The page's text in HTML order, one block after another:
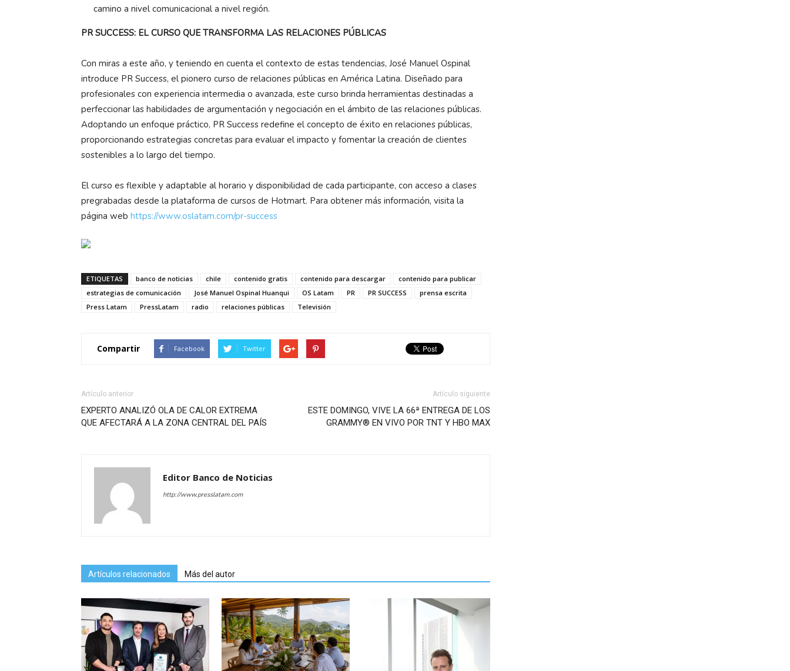
camino a nivel comunicacional a nivel región.
PR SUCCESS: EL CURSO QUE TRANSFORMA LAS RELACIONES PÚBLICAS
Con miras a este año, y teniendo en cuenta el contexto de estas tendencias, José Manuel Ospinal
introduce PR Success, el pionero curso de relaciones públicas en América Latina. Diseñado para
profesionales con experiencia intermedia o avanzada, este curso brinda herramientas destinadas a
perfeccionar las habilidades de argumentación y negociación en el ámbito de las relaciones públicas.
Adoptando un enfoque práctico, PR Success redefine el concepto de éxito en relaciones públicas,
proporcionando estrategias concretas para evaluar el impacto y fomentar la creación de clientes
sostenibles a lo largo del tiempo.
El curso es flexible y adaptable al horario y disponibilidad de cada participante, con acceso a clases
pregrabadas desde la plataforma de cursos de Hotmart. Para obtener más información, visita la
página web https://www.oslatam.com/pr-success
ETIQUETAS banco de noticias chile contenido gratis contenido para descargar
contenido para publicar
estrategias de comunicación
José Manuel Ospinal Huanqui OS Latam PR PR SUCCESS
prensa escrita
Press Latam
PressLatam radio relaciones públicas Televisión
Compartir Facebook Twitter
Artículo anterior
EXPERTO ANALIZÓ OLA DE CALOR EXTREMA
QUE AFECTARÁ A LA ZONA CENTRAL DEL PAÍS
Artículo siguiente
ESTE DOMINGO, VIVE LA 66ª ENTREGA DE LOS
GRAMMY® EN VIVO POR TNT Y HBO MAX
Editor Banco de Noticias
http://www.presslatam.com
Artículos relacionados Más del autor